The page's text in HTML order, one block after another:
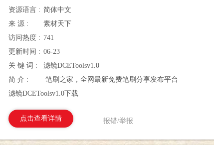
资源语言 : 简体中文
来 源 :
素材天下
访问热度 : 741
更新时间 : 06-23
关 键 词 :
滤镜DCEToolsv1.0
简 介 :
笔刷之家，全网最新免费笔刷分享发布平台
滤镜DCEToolsv1.0下载
点击查看详情 报错/举报